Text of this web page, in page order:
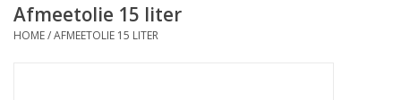
Afmeetolie 15 liter
HOME/AFMEETOLIE 15 LITER